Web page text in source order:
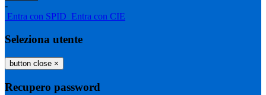
-
Entra con SPID Entra con CIE
Seleziona utente
button close ×
Recupero password